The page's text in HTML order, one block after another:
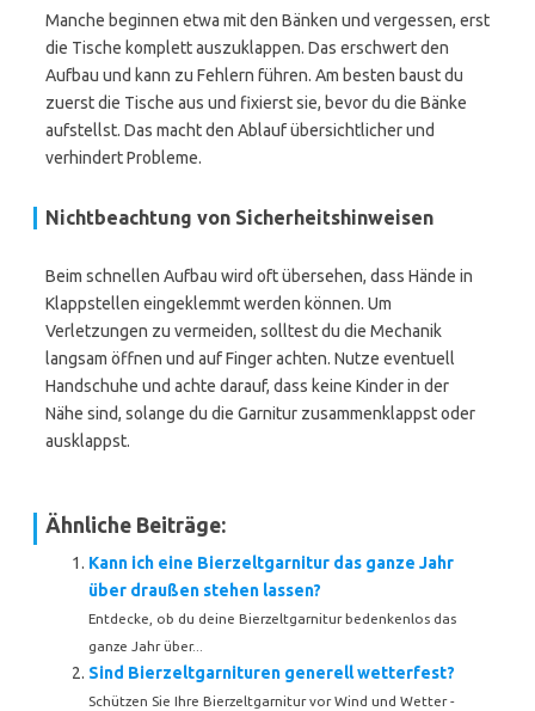
Manche beginnen etwa mit den Bänken und vergessen, erst
die Tische komplett auszuklappen. Das erschwert den
Aufbau und kann zu Fehlern führen. Am besten baust du
zuerst die Tische aus und fixierst sie, bevor du die Bänke
aufstellst. Das macht den Ablauf übersichtlicher und
verhindert Probleme.
Nichtbeachtung von Sicherheitshinweisen
Beim schnellen Aufbau wird oft übersehen, dass Hände in
Klappstellen eingeklemmt werden können. Um
Verletzungen zu vermeiden, solltest du die Mechanik
langsam öffnen und auf Finger achten. Nutze eventuell
Handschuhe und achte darauf, dass keine Kinder in der
Nähe sind, solange du die Garnitur zusammenklappst oder
ausklappst.
Ähnliche Beiträge:
Kann ich eine Bierzeltgarnitur das ganze Jahr
über draußen stehen lassen?
Entdecke, ob du deine Bierzeltgarnitur bedenkenlos das
ganze Jahr über...
Sind Bierzeltgarnituren generell wetterfest?
Schützen Sie Ihre Bierzeltgarnitur vor Wind und Wetter -